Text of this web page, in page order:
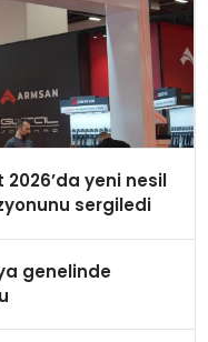
yeni nesil
sergiledi
genelinde